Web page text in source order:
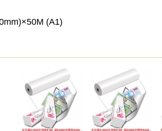
(A1)